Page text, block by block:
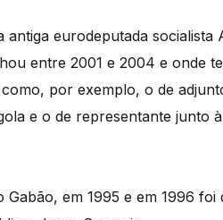
eurodeputada socialista
entre 2001 e 2004 e onde
por exemplo, o de
e o de representante junto
em 1995 e em 1996 foi